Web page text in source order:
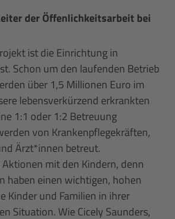
der Öffenlichkeitsarbeit bei
ist die Einrichtung in
Schon um den laufenden Betrieb
über 1,5 Millionen Euro im
lebensverkürzend erkrankten
1:1 oder 1:2 Betreuung
von Krankenpflegekräften,
Ärzt*innen betreut.
mit den Kindern, denn
haben einen wichtigen, hohen
Kinder und Familien in ihrer
Situation. Wie Cicely Saunders,